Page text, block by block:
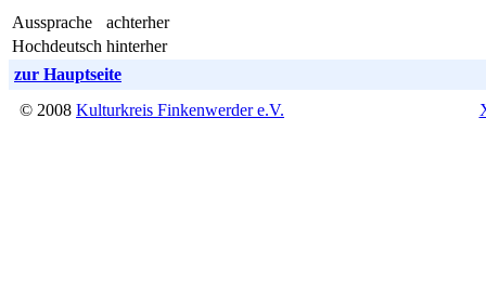
Aussprache
achterher
Hochdeutsch hinterher
zur Hauptseite
© 2008 Kulturkreis Finkenwerder e.V.